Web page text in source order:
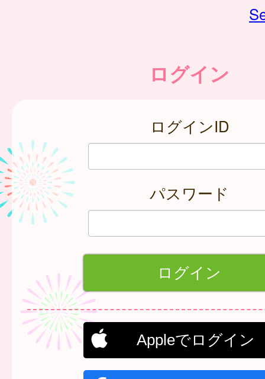
ログイン
ログインID
パスワード
Appleでログイン